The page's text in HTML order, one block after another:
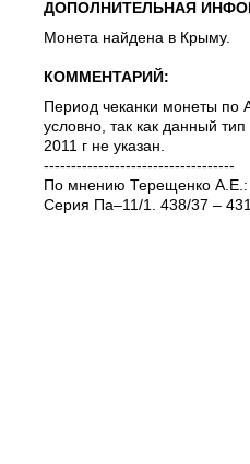
ДОПОЛНИТЕЛЬНАЯ
Монета найдена в Крыму.
КОММЕНТАРИЙ:
Период чеканки монеты по
условно, так как данный тип
2011 г не указан.
-----------------------------------
По мнению Терещенко А.Е.:
Серия Па–11/1. 438/37 –